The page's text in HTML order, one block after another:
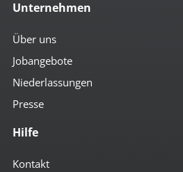
Unternehmen
Über uns
Jobangebote
Niederlassungen
Presse
Hilfe
Kontakt